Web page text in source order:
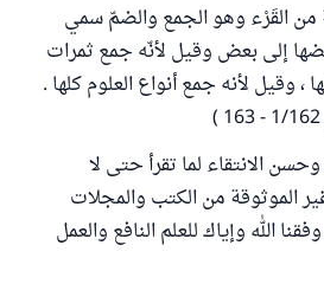
من القَرْء وهو الجمع والضمّ سمي
إلى بعض وقيل لأنّه جمع ثمرات
، وقيل لأنه جمع أنواع العلوم كلها .
الانتقاء لما تقرأ حتى لا
الموثوقة من الكتب والمجلات
الله وإياك للعلم النافع والعمل